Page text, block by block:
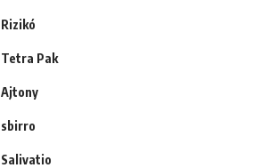
Rizikó
Tetra Pak
Ajtony
sbirro
Salivatio